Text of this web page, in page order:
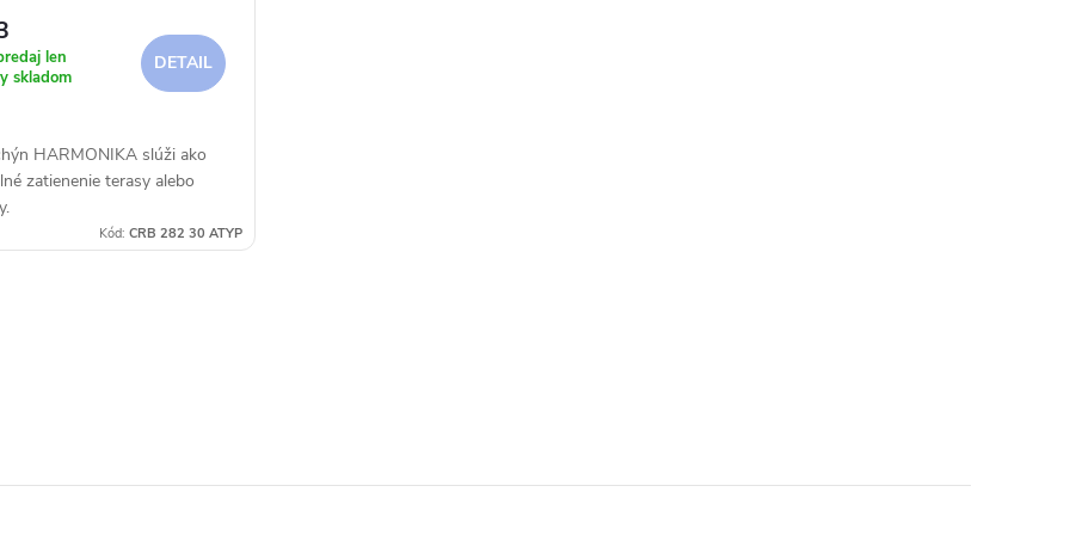
len
skladom
DETAIL
HARMONIKA slúži ako
zatienenie terasy alebo
Kód: CRB 282 30 ATYP